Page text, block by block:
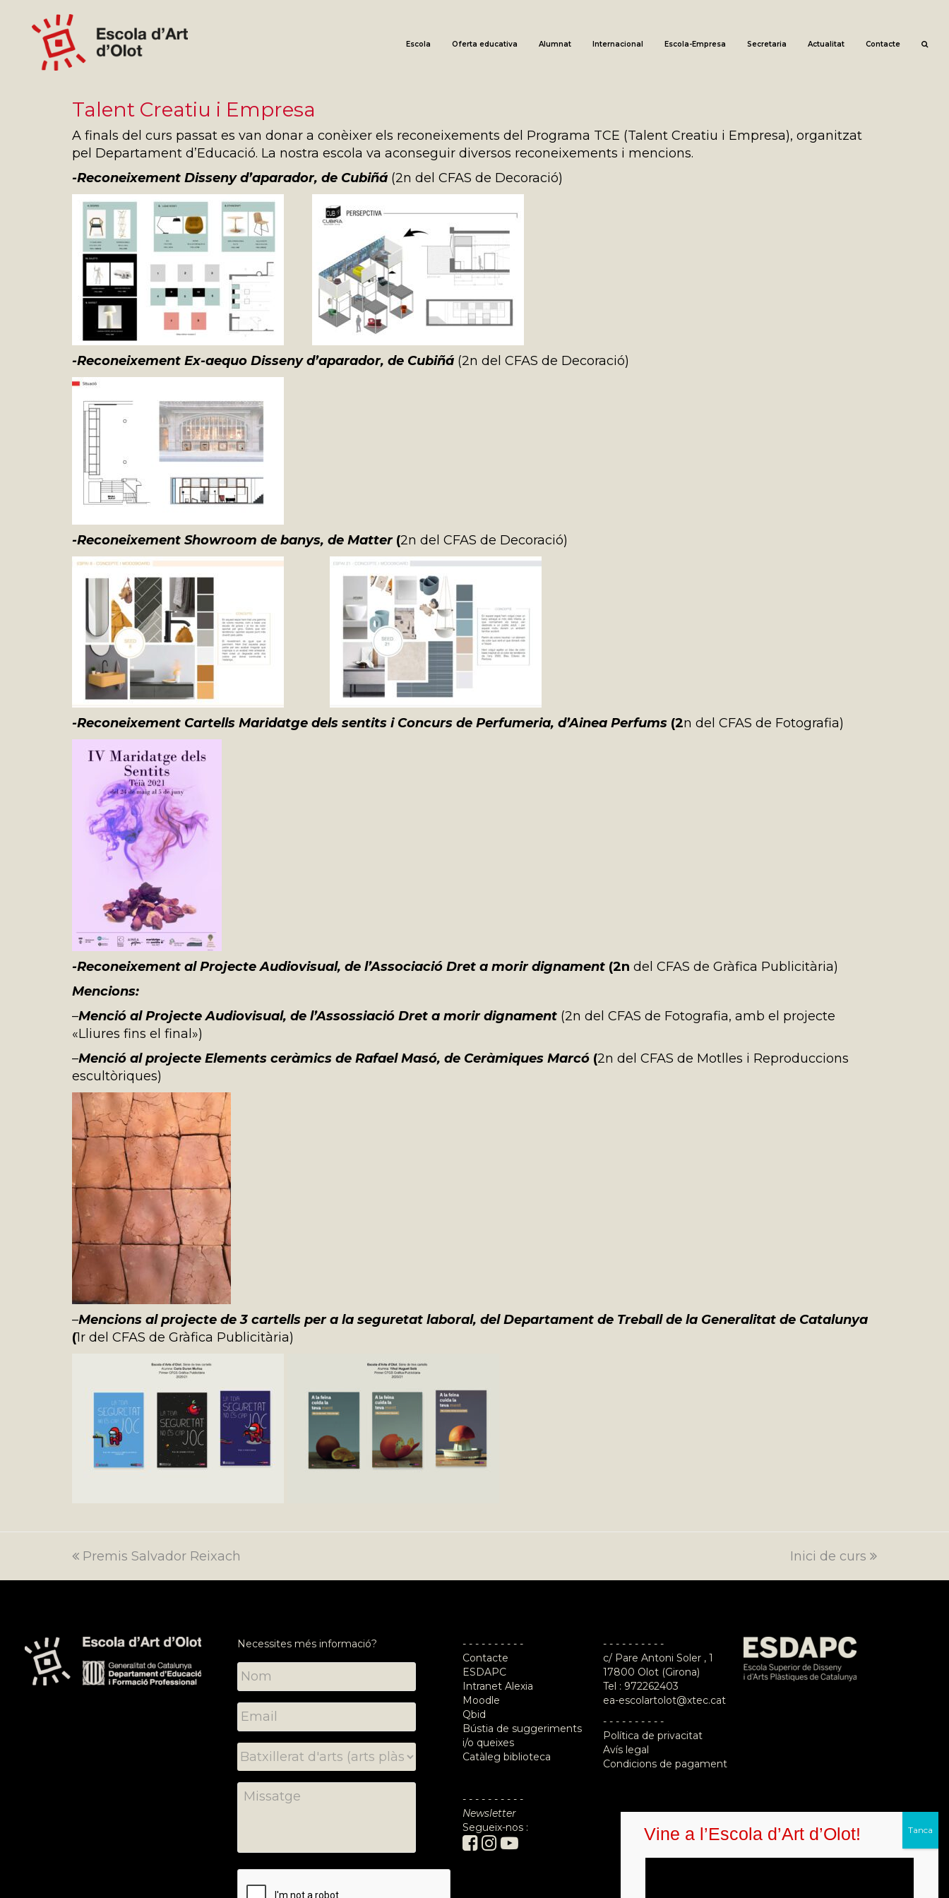
Escola Oferta educativa Alumnat Internacional Escola-Empresa Secretaria Actualitat Contacte
Talent Creatiu i Empresa
A finals del curs passat es van donar a conèixer els reconeixements del Programa TCE (Talent Creatiu i Empresa), organitzat
pel Departament d’Educació. La nostra escola va aconseguir diversos reconeixements i mencions.
-Reconeixement Disseny d’aparador, de Cubiñá (2n del CFAS de Decoració)
-Reconeixement Ex-aequo Disseny d’aparador, de Cubiñá (2n del CFAS de Decoració)
-Reconeixement Showroom de banys, de Matter (2n del CFAS de Decoració)
-Reconeixement Cartells Maridatge dels sentits i Concurs de Perfumeria, d’Ainea Perfums (2n del CFAS de Fotografia)
-Reconeixement al Projecte Audiovisual, de l’Associació Dret a morir dignament (2n del CFAS de Gràfica Publicitària)
Mencions:
–Menció al Projecte Audiovisual, de l’Assossiació Dret a morir dignament (2n del CFAS de Fotografia, amb el projecte
«Lliures fins el final»)
–Menció al projecte Elements ceràmics de Rafael Masó, de Ceràmiques Marcó (2n del CFAS de Motlles i Reproduccions
escultòriques)
–Mencions al projecte de 3 cartells per a la seguretat laboral, del Departament de Treball de la Generalitat de Catalunya
(1r del CFAS de Gràfica Publicitària)
previous
Premis Salvador Reixach
next
Inici de curs
Necessites més informació?
- - - - - - - - - -
Contacte
ESDAPC
Intranet Alexia
Moodle
Qbid
Bústia de suggeriments
i/o queixes
Catàleg biblioteca
- - - - - - - - - -
Newsletter
Segueix-nos :
- - - - - - - - - -
c/ Pare Antoni Soler , 1
17800 Olot (Girona)
Tel : 972262403
ea-escolartolot@xtec.cat
- - - - - - - - - -
Política de privacitat
Avís legal
Condicions de pagament
Vine a l’Escola d’Art d’Olot!